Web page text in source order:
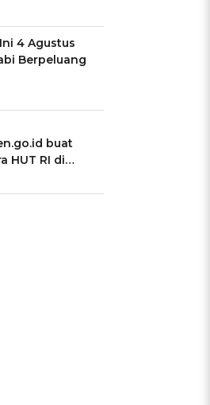
4 Agustus
Berpeluang
buat
HUT RI di